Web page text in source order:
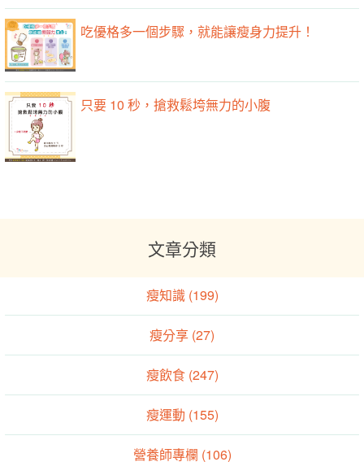
吃優格多一個步驟，就能讓瘦身力提升！
只要 10 秒，搶救鬆垮無力的小腹
文章分類
瘦知識 (199)
瘦分享 (27)
瘦飲食 (247)
瘦運動 (155)
營養師專欄 (106)